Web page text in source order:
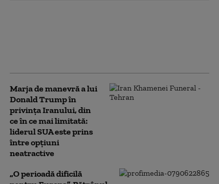
Marja de manevră a lui
Donald Trump în
privința Iranului, din
ce în ce mai limitată:
liderul SUA este prins
între opțiuni
neatractive
„O perioadă dificilă